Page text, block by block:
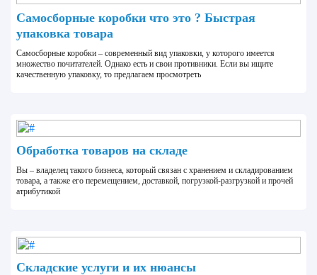
Самосборные коробки что это ? Быстрая
упаковка товара
Самосборные коробки – современный вид упаковки, у которого имеется
множество почитателей. Однако есть и свои противники. Если вы ищите
качественную упаковку, то предлагаем просмотреть
Обработка товаров на складе
Вы – владелец такого бизнеса, который связан с хранением и складированием
товара, а также его перемещением, доставкой, погрузкой-разгрузкой и прочей
атрибутикой
Складские услуги и их нюансы